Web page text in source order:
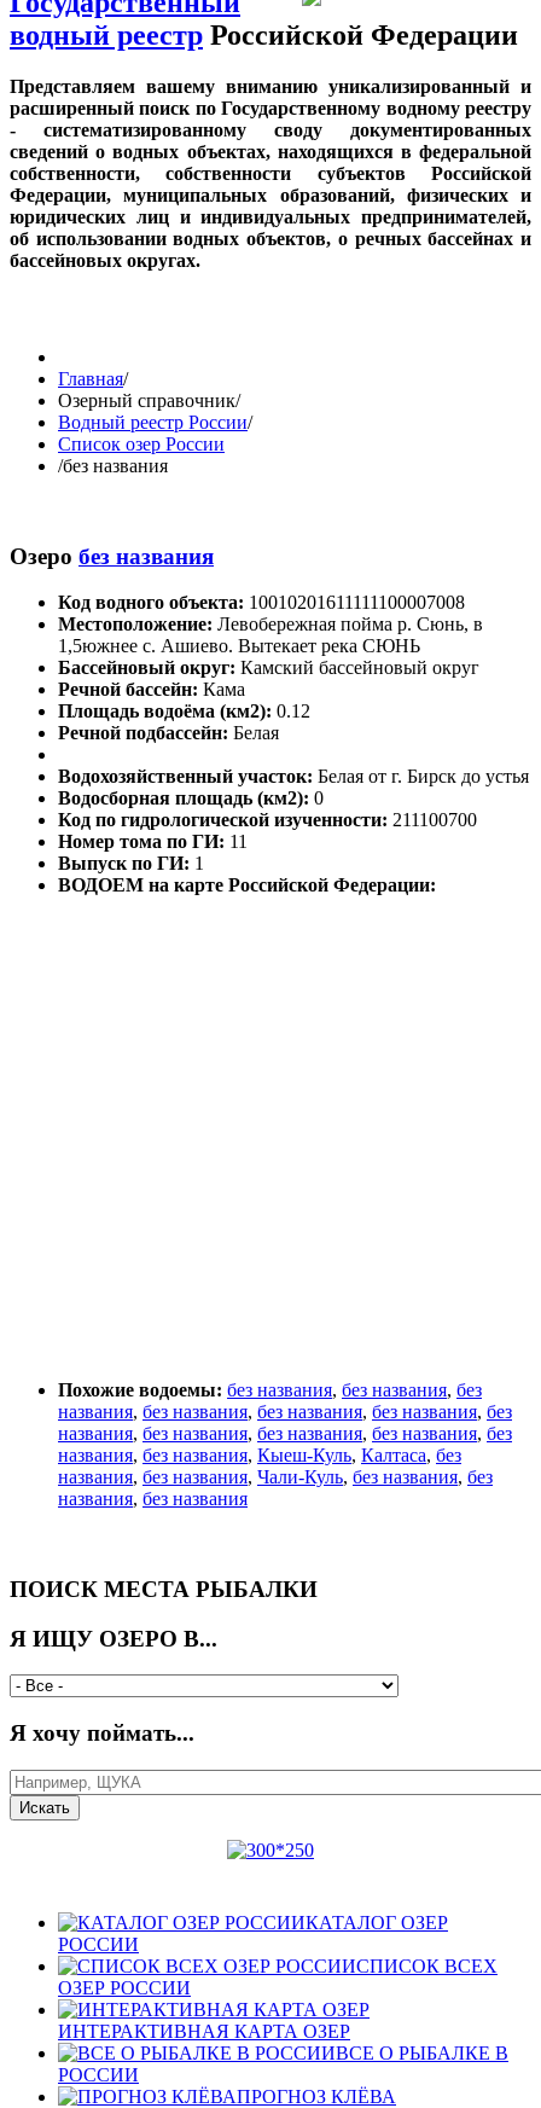
водный реестр Российской Федерации
Представляем вашему вниманию уникализированный и
расширенный поиск по Государственному водному реестру
- систематизированному своду документированных
сведений о водных объектах, находящихся в федеральной
собственности, собственности субъектов Российской
Федерации, муниципальных образований, физических и
юридических лиц и индивидуальных предпринимателей,
об использовании водных объектов, о речных бассейнах и
бассейновых округах.
Главная/
Озерный справочник/
Водный реестр России/
Список озер России
/без названия
Озеро без названия
Код водного объекта: 10010201611111100007008
Местоположение: Левобережная пойма р. Сюнь, в
1,5южнее с. Ашиево. Вытекает река СЮНЬ
Бассейновый округ: Камский бассейновый округ
Речной бассейн: Кама
Площадь водоёма (км2): 0.12
Речной подбассейн: Белая
Водохозяйственный участок: Белая от г. Бирск до устья
Водосборная площадь (км2): 0
Код по гидрологической изученности: 211100700
Номер тома по ГИ: 11
Выпуск по ГИ: 1
ВОДОЕМ на карте Российской Федерации:
Похожие водоемы: без названия, без названия, без
названия, без названия, без названия, без названия, без
названия, без названия, без названия, без названия, без
названия, без названия, Кыеш-Куль, Калтаса, без
названия, без названия, Чали-Куль, без названия, без
названия, без названия
ПОИСК МЕСТА РЫБАЛКИ
Я ИЩУ ОЗЕРО В...
Я хочу поймать...
КАТАЛОГ ОЗЕР
РОССИИ
СПИСОК ВСЕХ
ОЗЕР РОССИИ
ИНТЕРАКТИВНАЯ КАРТА ОЗЕР
ВСЕ О РЫБАЛКЕ В
РОССИИ
ПРОГНОЗ КЛЁВА